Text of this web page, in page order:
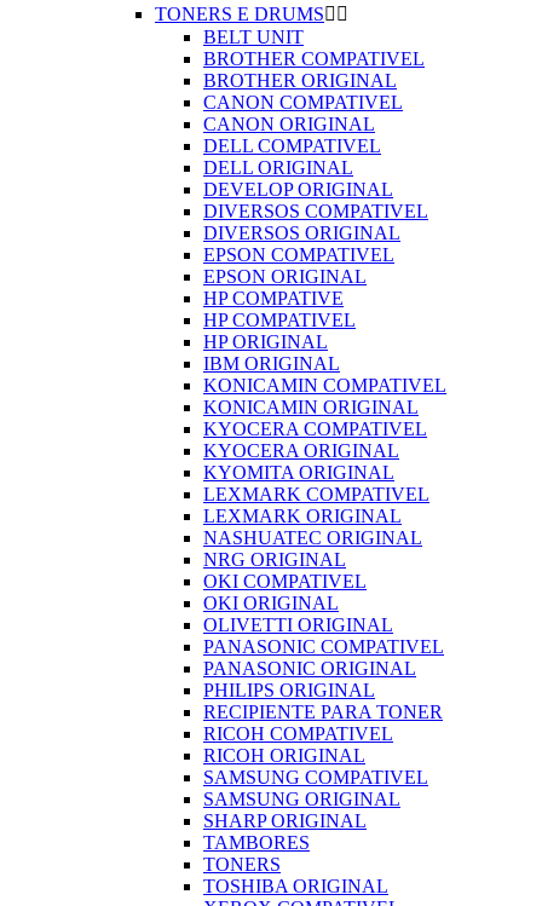
TONERS E DRUMS 
BELT UNIT
BROTHER COMPATIVEL
BROTHER ORIGINAL
CANON COMPATIVEL
CANON ORIGINAL
DELL COMPATIVEL
DELL ORIGINAL
DEVELOP ORIGINAL
DIVERSOS COMPATIVEL
DIVERSOS ORIGINAL
EPSON COMPATIVEL
EPSON ORIGINAL
HP COMPATIVE
HP COMPATIVEL
HP ORIGINAL
IBM ORIGINAL
KONICAMIN COMPATIVEL
KONICAMIN ORIGINAL
KYOCERA COMPATIVEL
KYOCERA ORIGINAL
KYOMITA ORIGINAL
LEXMARK COMPATIVEL
LEXMARK ORIGINAL
NASHUATEC ORIGINAL
NRG ORIGINAL
OKI COMPATIVEL
OKI ORIGINAL
OLIVETTI ORIGINAL
PANASONIC COMPATIVEL
PANASONIC ORIGINAL
PHILIPS ORIGINAL
RECIPIENTE PARA TONER
RICOH COMPATIVEL
RICOH ORIGINAL
SAMSUNG COMPATIVEL
SAMSUNG ORIGINAL
SHARP ORIGINAL
TAMBORES
TONERS
TOSHIBA ORIGINAL